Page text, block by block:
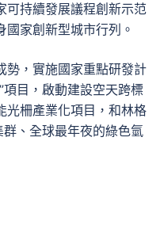
可持續發展議程創新示范
家創新型城市行列。
勢，實施國家重點研發計
項目，啟動建設空天跨標
光柵產業化項目，和林格
群、全球最年夜的綠色氫